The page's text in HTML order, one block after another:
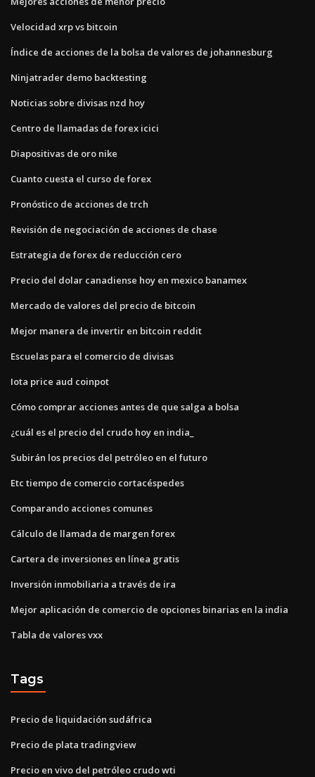
Velocidad xrp vs bitcoin
Índice de acciones de la bolsa de valores de johannesburg
Ninjatrader demo backtesting
Noticias sobre divisas nzd hoy
Centro de llamadas de forex icici
Diapositivas de oro nike
Cuanto cuesta el curso de forex
Pronóstico de acciones de trch
Revisión de negociación de acciones de chase
Estrategia de forex de reducción cero
Precio del dolar canadiense hoy en mexico banamex
Mercado de valores del precio de bitcoin
Mejor manera de invertir en bitcoin reddit
Escuelas para el comercio de divisas
Iota price aud coinpot
Cómo comprar acciones antes de que salga a bolsa
¿cuál es el precio del crudo hoy en india_
Subirán los precios del petróleo en el futuro
Etc tiempo de comercio cortacéspedes
Comparando acciones comunes
Cálculo de llamada de margen forex
Cartera de inversiones en línea gratis
Inversión inmobiliaria a través de ira
Mejor aplicación de comercio de opciones binarias en la india
Tabla de valores vxx
Tags
Precio de liquidación sudáfrica
Precio de plata tradingview
Precio en vivo del petróleo crudo wti